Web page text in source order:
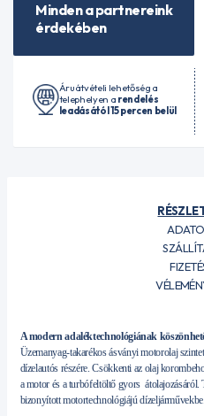
Minden a partnereink
érdekében
Áruátvételi lehetőség a
telephelyen a rendelés
leadásától 15 percen belül
A modern adaléktechnológiának
Üzemanyag-takarékos ásványi motorolaj
dízelautós részére. Csökkenti az olaj
a motor és a turbófeltöltő gyors átolajozásáról.
bizonyított motortechnológiájú dízeljárművekbe.